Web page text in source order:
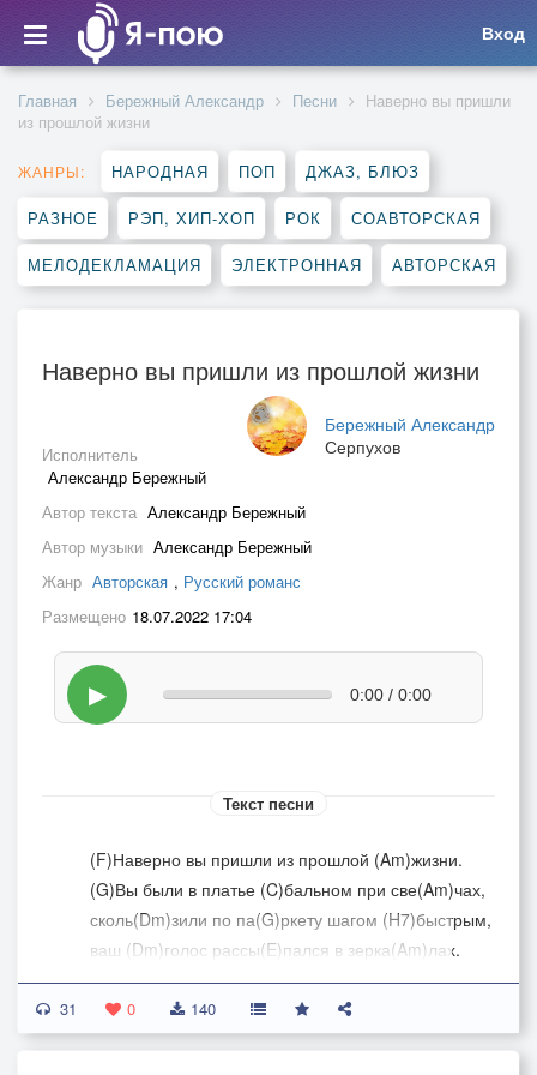
Вход
Главная Бережный Александр Песни
Наверно вы пришли
из прошлой жизни
ЖАНРЫ: НАРОДНАЯ ПОП ДЖАЗ, БЛЮЗ
РАЗНОЕ РЭП, ХИП-ХОП РОК СОАВТОРСКАЯ
МЕЛОДЕКЛАМАЦИЯ ЭЛЕКТРОННАЯ АВТОРСКАЯ
Наверно вы пришли из прошлой жизни
Бережный Александр
Серпухов
Исполнитель
Александр Бережный
Автор текста Александр Бережный
Автор музыки Александр Бережный
Жанр Авторская , Русский романс
Размещено 18.07.2022 17:04
▶ 0:00 / 0:00
Текст песни
(F)Наверно вы пришли из прошлой (Am)жизни.
(G)Вы были в платье (C)бальном при све(Am)чах,
сколь(Dm)зили по па(G)ркету шагом (H7)быстрым,
ваш (Dm)голос рассы(E)пался в зерка(Am)лах.
ПРИПЕВ:
Для(Dm) вас наверно (E)мир немного (Am)тесен,
пу(G)гаете вы (C)древней красо(F)той,(A7)
31 0 140